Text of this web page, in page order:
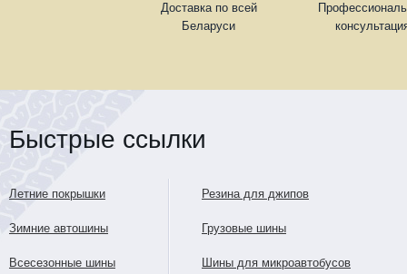
Доставка по всей
Беларуси
Быстрые ссылки
Летние покрышки
Зимние автошины
Всесезонные шины
Резина для джипов
Грузовые шины
Шины для микроавтобусов